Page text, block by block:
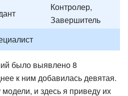
Контролер,
Завершитель
было выявлено 8
к ним добавилась девятая.
и здесь я приведу их